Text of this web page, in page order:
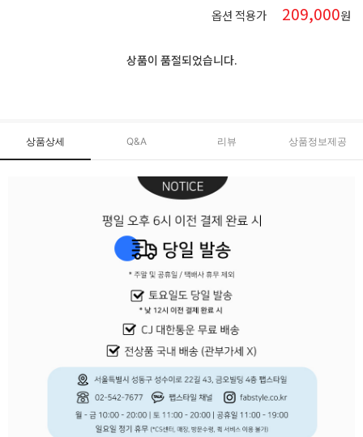
옵션 적용가 209,000원
상품이 품절되었습니다.
상품상세 Q&A 리뷰 상품정보제공